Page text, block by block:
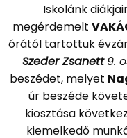
Iskolánk
megérdemelt
órától tartottuk
Szeder Zsanett 9.
beszédet, melyet
úr beszéde
kiosztása
kiemelkedő